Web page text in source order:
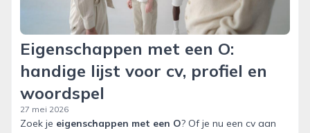
Eigenschappen met een O:
handige lijst voor cv, profiel en
woordspel
27 mei 2026
Zoek je eigenschappen met een O? Of je nu een cv aan